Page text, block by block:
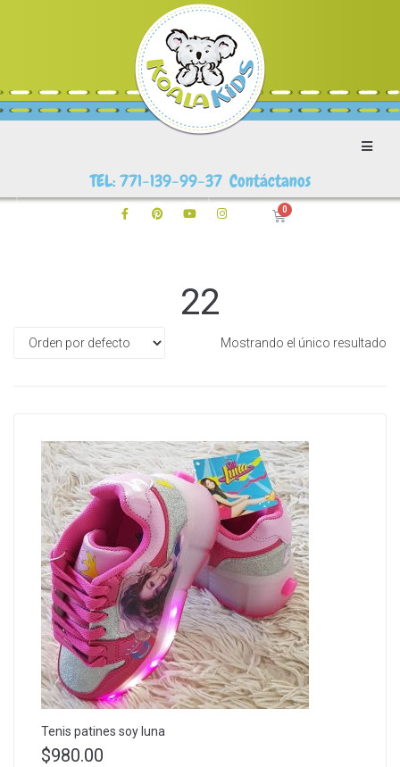
TEL: 771-139-99-37 Contáctanos
22
Mostrando el único resultado
Tenis patines soy luna
$980.00